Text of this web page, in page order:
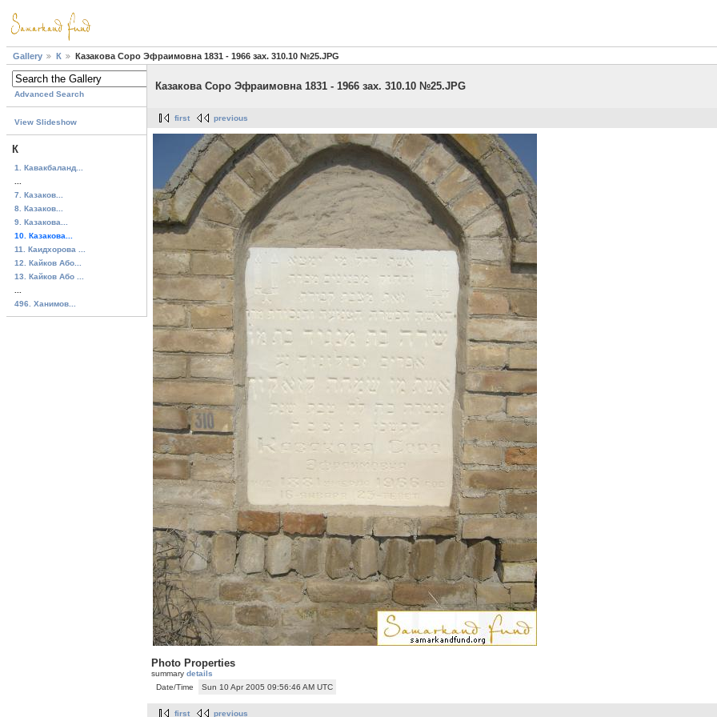
Gallery К Казакова Соро Эфраимовна 1831 - 1966 зах. 310.10 №25.JPG
Advanced Search
View Slideshow
К
1. Кавакбаланд...
7. Казаков...
8. Казаков...
9. Казакова...
10. Казакова...
11. Каидхорова ...
12. Кайков Або...
13. Кайков Або ...
496. Ханимов...
Казакова Соро Эфраимовна 1831 - 1966 зах. 310.10 №25.JPG
first previous
Photo Properties
summary details
Date/Time
Sun 10 Apr 2005 09:56:46 AM UTC
first previous